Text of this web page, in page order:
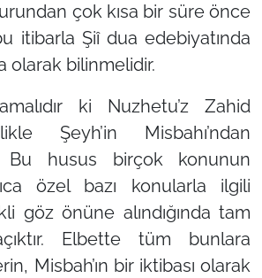
çok kısa bir süre önce
itibarla Şiî dua edebiyatında
olarak bilinmelidir.
ki Nuzhetu’z Zahid
Şeyh’in Misbahı’ndan
Bu husus birçok konunun
özel bazı konularla ilgili
göz önüne alındığında tam
Elbette tüm bunlara
Misbah’ın bir iktibası olarak